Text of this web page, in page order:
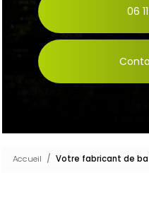
06
Accueil Votre fabricant de